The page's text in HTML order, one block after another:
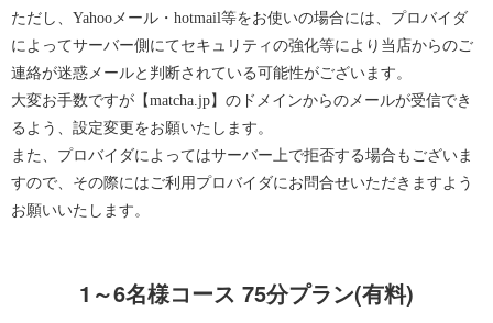
ただし、Yahooメール・hotmail等をお使いの場合には、プロバイダ
によってサーバー側にてセキュリティの強化等により当店からのご
連絡が迷惑メールと判断されている可能性がございます。
大変お手数ですが【matcha.jp】のドメインからのメールが受信でき
るよう、設定変更をお願いたします。
また、プロバイダによってはサーバー上で拒否する場合もございま
すので、その際にはご利用プロバイダにお問合せいただきますよう
お願いいたします。
1～6名様コース 75分プラン(有料)